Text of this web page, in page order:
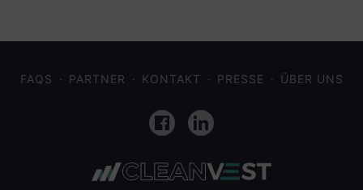
FAQS PARTNER KONTAKT PRESSE ÜBER UNS
FacebookLinkedIn